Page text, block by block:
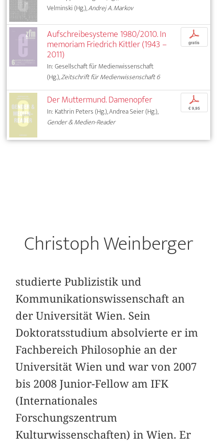
Velminski (Hg.),Andrej A. Markov
Aufschreibesysteme 1980/2010. In
memoriam Friedrich Kittler (1943 –
2011)
In: Gesellschaft für Medienwissenschaft
(Hg.),Zeitschrift für Medienwissenschaft 6
p
gratis
Der Muttermund. Damenopfer
In: Kathrin Peters (Hg.), Andrea Seier (Hg.),
Gender & Medien-Reader
p
€ 9,95
Christoph Weinberger
studierte Publizistik und
Kommunikationswissenschaft an
der Universität Wien. Sein
Doktoratsstudium absolvierte er im
Fachbereich Philosophie an der
Universität Wien und war von 2007
bis 2008 Junior-Fellow am IFK
(Internationales
Forschungszentrum
Kulturwissenschaften) in Wien. Er